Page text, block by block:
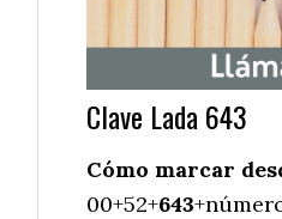
Clave Lada 643
Cómo marcar
00+52+643